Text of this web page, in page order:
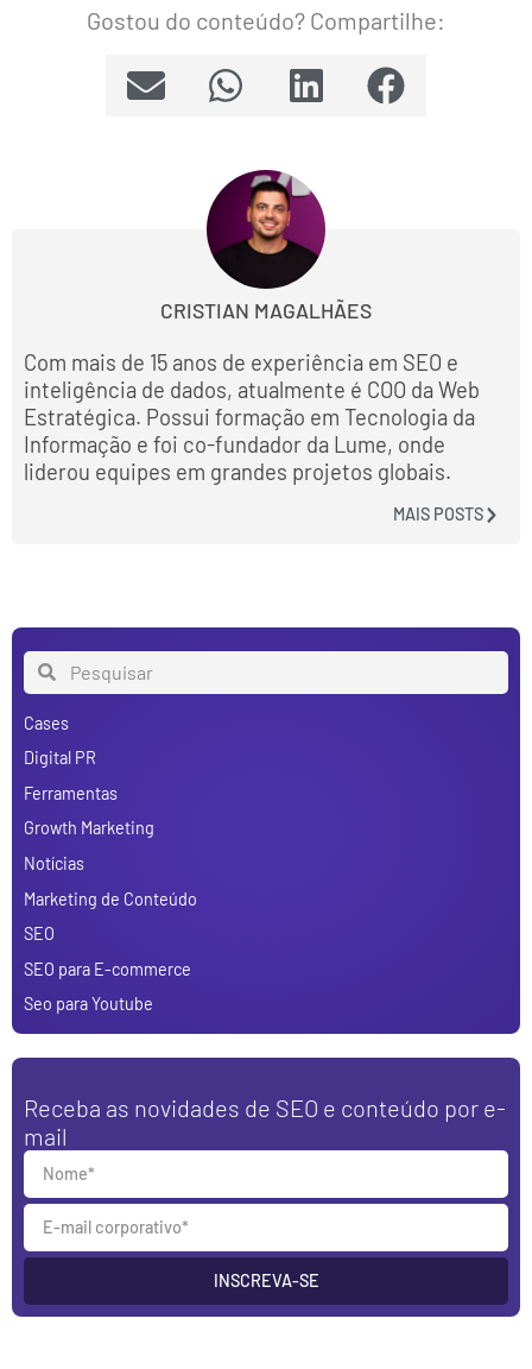
Gostou do conteúdo? Compartilhe:
CRISTIAN MAGALHÃES
Com mais de 15 anos de experiência em SEO e
inteligência de dados, atualmente é COO da Web
Estratégica. Possui formação em Tecnologia da
Informação e foi co-fundador da Lume, onde
liderou equipes em grandes projetos globais.
MAIS POSTS
Cases
Digital PR
Ferramentas
Growth Marketing
Notícias
Marketing de Conteúdo
SEO
SEO para E-commerce
Seo para Youtube
Receba as novidades de SEO e conteúdo por e-
mail
INSCREVA-SE